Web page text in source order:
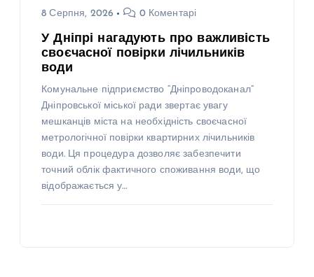
8 Серпня, 2026 0 Коментарі
У Дніпрі нагадують про важливість
своєчасної повірки лічильників
води
Комунальне підприємство “Дніпроводоканал”
Дніпровської міської ради звертає увагу
мешканців міста на необхідність своєчасної
метрологічної повірки квартирних лічильників
води. Ця процедура дозволяє забезпечити
точний облік фактичного споживання води, що
відображається у…